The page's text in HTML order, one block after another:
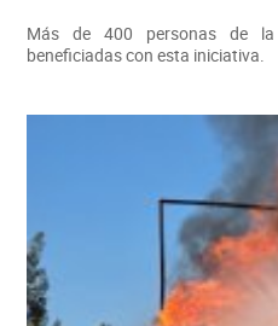
Más de 400 personas de la
beneficiadas con esta iniciativa.